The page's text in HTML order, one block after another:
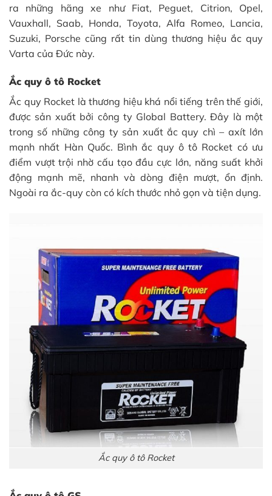
ra những hãng xe như Fiat, Peguet, Citrion, Opel,
Vauxhall, Saab, Honda, Toyota, Alfa Romeo, Lancia,
Suzuki, Porsche cũng rất tin dùng thương hiệu ắc quy
Varta của Đức này.
Ắc quy ô tô Rocket
Ắc quy Rocket là thương hiệu khá nổi tiếng trên thế giới,
được sản xuất bởi công ty Global Battery. Đây là một
trong số những công ty sản xuất ắc quy chì – axít lớn
mạnh nhất Hàn Quốc. Bình ắc quy ô tô Rocket có ưu
điểm vượt trội nhờ cấu tạo đầu cực lớn, năng suất khởi
động mạnh mẽ, nhanh và dòng điện mượt, ổn định.
Ngoài ra ắc-quy còn có kích thước nhỏ gọn và tiện dụng.
Ắc quy ô tô Rocket